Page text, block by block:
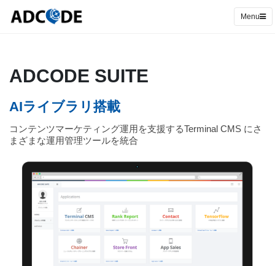
Menu
ADCODE SUITE
AIライブラリ搭載
コンテンツマーケティング運用を支援するTerminal CMS にさ
まざまな運用管理ツールを統合